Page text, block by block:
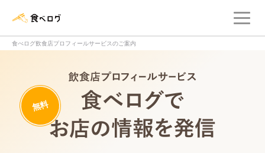
食べログ飲食店プロフィールサービスのご案内
無料